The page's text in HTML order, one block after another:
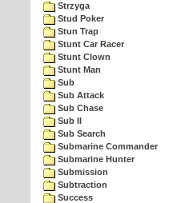
Strzyga
Stud Poker
Stun Trap
Stunt Car Racer
Stunt Clown
Stunt Man
Sub
Sub Attack
Sub Chase
Sub II
Sub Search
Submarine Commander
Submarine Hunter
Submission
Subtraction
Success